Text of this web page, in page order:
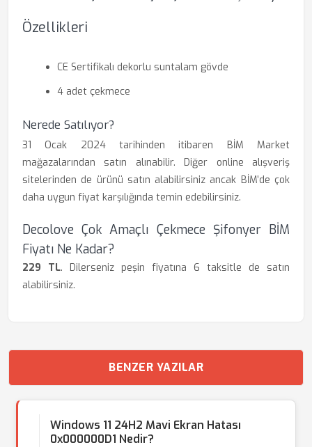
Özellikleri
CE Sertifikalı dekorlu suntalam gövde
4 adet çekmece
Nerede Satılıyor?
31 Ocak 2024 tarihinden itibaren BİM Market
mağazalarından satın alınabilir. Diğer online alışveriş
sitelerinden de ürünü satın alabilirsiniz ancak BİM’de çok
daha uygun fiyat karşılığında temin edebilirsiniz.
Decolove Çok Amaçlı Çekmece Şifonyer BİM
Fiyatı Ne Kadar?
229 TL. Dilerseniz peşin fiyatına 6 taksitle de satın
alabilirsiniz.
BENZER YAZILAR
Windows 11 24H2 Mavi Ekran Hatası
0x000000D1 Nedir?